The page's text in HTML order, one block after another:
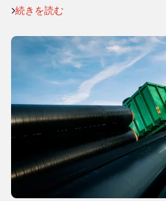
続きを読む